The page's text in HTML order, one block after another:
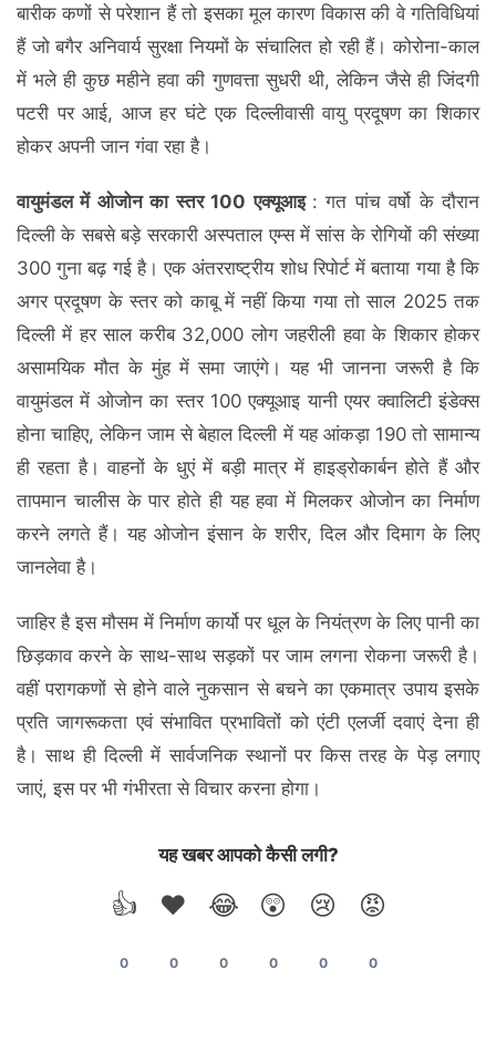
बारीक कणों से परेशान हैं तो इसका मूल कारण विकास की वे गतिविधियां
हैं जो बगैर अनिवार्य सुरक्षा नियमों के संचालित हो रही हैं। कोरोना-काल
में भले ही कुछ महीने हवा की गुणवत्ता सुधरी थी, लेकिन जैसे ही जिंदगी
पटरी पर आई, आज हर घंटे एक दिल्लीवासी वायु प्रदूषण का शिकार
होकर अपनी जान गंवा रहा है।
वायुमंडल में ओजोन का स्तर 100 एक्यूआइ : गत पांच वर्षो के दौरान
दिल्ली के सबसे बड़े सरकारी अस्पताल एम्स में सांस के रोगियों की संख्या
300 गुना बढ़ गई है। एक अंतरराष्ट्रीय शोध रिपोर्ट में बताया गया है कि
अगर प्रदूषण के स्तर को काबू में नहीं किया गया तो साल 2025 तक
दिल्ली में हर साल करीब 32,000 लोग जहरीली हवा के शिकार होकर
असामयिक मौत के मुंह में समा जाएंगे। यह भी जानना जरूरी है कि
वायुमंडल में ओजोन का स्तर 100 एक्यूआइ यानी एयर क्वालिटी इंडेक्स
होना चाहिए, लेकिन जाम से बेहाल दिल्ली में यह आंकड़ा 190 तो सामान्य
ही रहता है। वाहनों के धुएं में बड़ी मात्र में हाइड्रोकार्बन होते हैं और
तापमान चालीस के पार होते ही यह हवा में मिलकर ओजोन का निर्माण
करने लगते हैं। यह ओजोन इंसान के शरीर, दिल और दिमाग के लिए
जानलेवा है।
जाहिर है इस मौसम में निर्माण कार्यो पर धूल के नियंत्रण के लिए पानी का
छिड़काव करने के साथ-साथ सड़कों पर जाम लगना रोकना जरूरी है।
वहीं परागकणों से होने वाले नुकसान से बचने का एकमात्र उपाय इसके
प्रति जागरूकता एवं संभावित प्रभावितों को एंटी एलर्जी दवाएं देना ही
है। साथ ही दिल्ली में सार्वजनिक स्थानों पर किस तरह के पेड़ लगाए
जाएं, इस पर भी गंभीरता से विचार करना होगा।
यह खबर आपको कैसी लगी?
👍
0
❤️
0
😂
0
😲
0
😢
0
😡
0